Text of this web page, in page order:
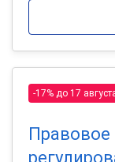
-17% до 17
Правовое